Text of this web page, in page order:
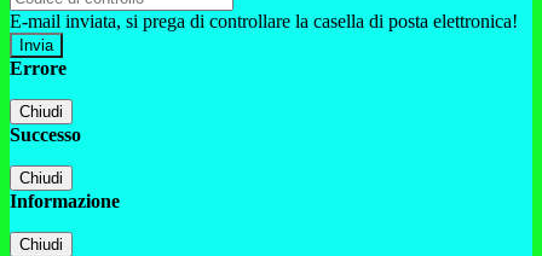
E-mail inviata, si prega di controllare la casella di posta elettronica!
Errore
Chiudi
Successo
Chiudi
Informazione
Chiudi